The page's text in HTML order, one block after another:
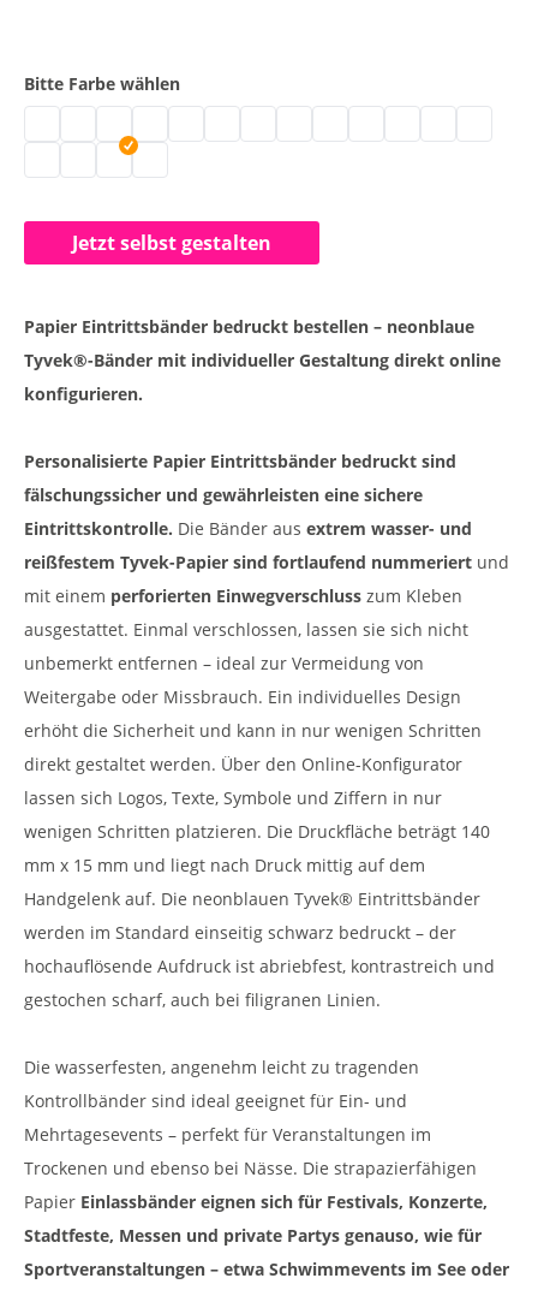
Bitte Farbe wählen
Bedruckte Tyvek Eintrittsbänder | mint
Bänder für Veranstaltung und Event | dunkelgrün
Papier Eintrittsbänder bedruckt | neonblau
Papier Einlassbänder bedruckt | gelb
Jetzt selbst gestalten
Papier Eintrittsbänder bedruckt bestellen – neonblaue
Tyvek®-Bänder mit individueller Gestaltung direkt online
konfigurieren.
Personalisierte Papier Eintrittsbänder bedruckt sind
fälschungssicher und gewährleisten eine sichere
Eintrittskontrolle. Die Bänder aus extrem wasser- und
reißfestem Tyvek-Papier sind fortlaufend nummeriert und
mit einem perforierten Einwegverschluss zum Kleben
ausgestattet. Einmal verschlossen, lassen sie sich nicht
unbemerkt entfernen – ideal zur Vermeidung von
Weitergabe oder Missbrauch. Ein individuelles Design
erhöht die Sicherheit und kann in nur wenigen Schritten
direkt gestaltet werden. Über den Online-Konfigurator
lassen sich Logos, Texte, Symbole und Ziffern in nur
wenigen Schritten platzieren. Die Druckfläche beträgt 140
mm x 15 mm und liegt nach Druck mittig auf dem
Handgelenk auf. Die neonblauen Tyvek® Eintrittsbänder
werden im Standard einseitig schwarz bedruckt – der
hochauflösende Aufdruck ist abriebfest, kontrastreich und
gestochen scharf, auch bei filigranen Linien.
Die wasserfesten, angenehm leicht zu tragenden
Kontrollbänder sind ideal geeignet für Ein- und
Mehrtagesevents – perfekt für Veranstaltungen im
Trockenen und ebenso bei Nässe. Die strapazierfähigen
Papier Einlassbänder eignen sich für Festivals, Konzerte,
Stadtfeste, Messen und private Partys genauso, wie für
Sportveranstaltungen – etwa Schwimmevents im See oder